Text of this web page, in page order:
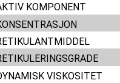
KOMPONENT
VISKOSITET